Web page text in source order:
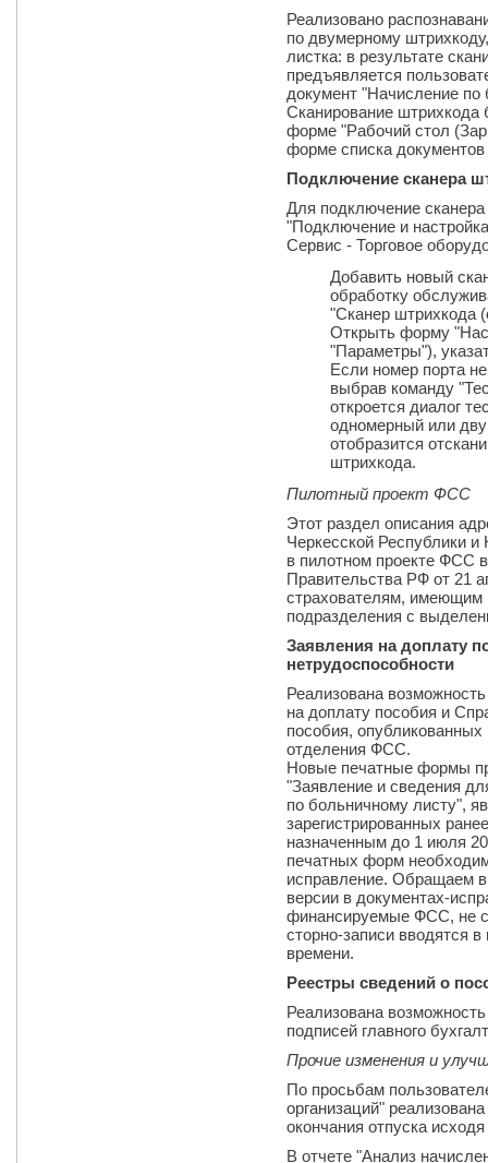
Реализовано
по двумерному
листка: в результате
предъявляется
документ "Начисление по
Сканирование штрихкода
форме "Рабочий стол
форме списка
Подключение сканера
Для подключение
"Подключение и
Сервис - Торговое
Добавить новый
обработку
"Сканер штрихкода
Открыть форму
"Параметры"),
Если номер порта
выбрав команду
откроется диалог
одномерный или
отобразится
штрихкода.
Пилотный проект ФСС
Этот раздел описания
Черкесской Республики
в пилотном проекте ФСС
Правительства РФ от 21
страхователям, имеющим
подразделения с
Заявления на доплату
нетрудоспособности
Реализована
на доплату пособия и
пособия, опубликованных
отделения ФСС.
Новые печатные формы
"Заявление и сведения
по больничному листу",
зарегистрированных
назначенным до 1 июля
печатных форм
исправление. Обращаем
версии в документах-
финансируемые ФСС, не
сторно-записи вводятся
времени.
Реестры сведений о
Реализована
подписей главного
Прочие изменения и
По просьбам
организаций"
окончания отпуска
В отчете "Анализ